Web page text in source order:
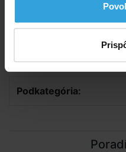
Celková dĺžka spojky je
Parametry
Podkategória: